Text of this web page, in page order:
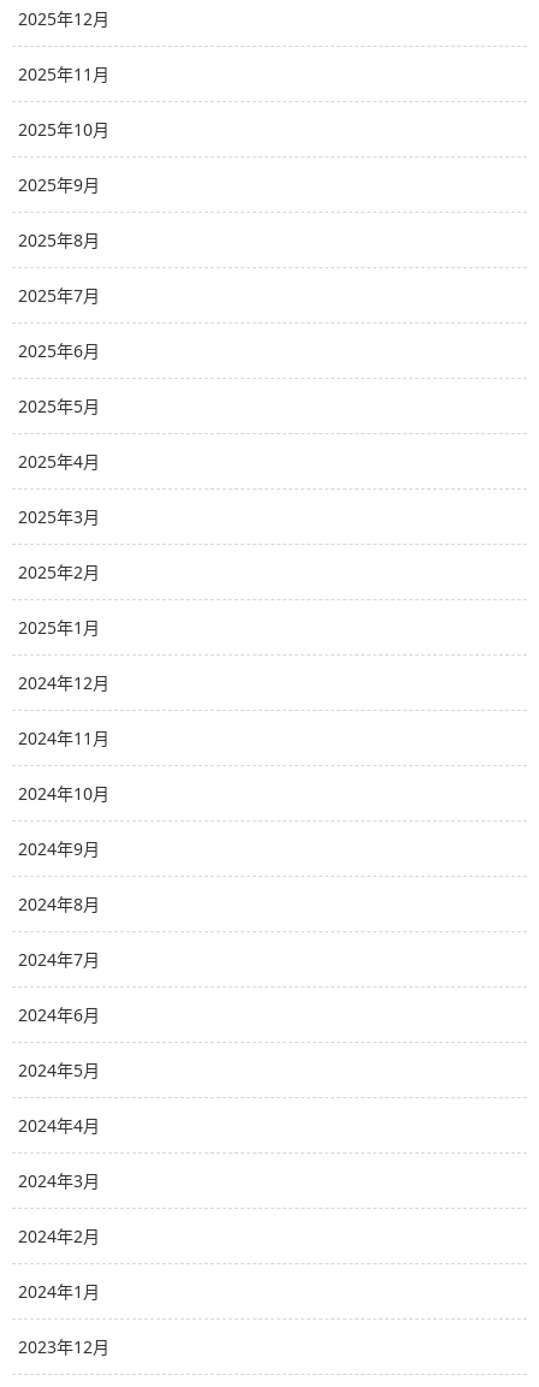
2025年12月
2025年11月
2025年10月
2025年9月
2025年8月
2025年7月
2025年6月
2025年5月
2025年4月
2025年3月
2025年2月
2025年1月
2024年12月
2024年11月
2024年10月
2024年9月
2024年8月
2024年7月
2024年6月
2024年5月
2024年4月
2024年3月
2024年2月
2024年1月
2023年12月